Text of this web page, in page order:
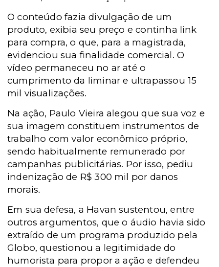
O conteúdo fazia divulgação de um
produto, exibia seu preço e continha link
para compra, o que, para a magistrada,
evidenciou sua finalidade comercial. O
vídeo permaneceu no ar até o
cumprimento da liminar e ultrapassou 15
mil visualizações.
Na ação, Paulo Vieira alegou que sua voz e
sua imagem constituem instrumentos de
trabalho com valor econômico próprio,
sendo habitualmente remunerado por
campanhas publicitárias. Por isso, pediu
indenização de R$ 300 mil por danos
morais.
Em sua defesa, a Havan sustentou, entre
outros argumentos, que o áudio havia sido
extraído de um programa produzido pela
Globo, questionou a legitimidade do
humorista para propor a ação e defendeu